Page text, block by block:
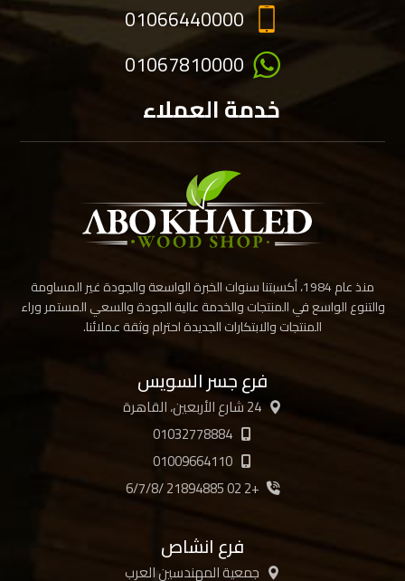
01066440000
01067810000
خدمة العملاء
منذ عام 1984، أكسبتنا سنوات الخبرة الواسعة والجودة غير المساومة
والتنوع الواسع في المنتجات والخدمة عالية الجودة والسعي المستمر وراء
المنتجات والابتكارات الجديدة احترام وثقة عملائنا.
فرع جسر السويس
24 شارع الأربعين، القاهرة
01032778884
01009664110
+2 02 21894885 /6/7/8
فرع انشاص
جمعية المهندسين العرب